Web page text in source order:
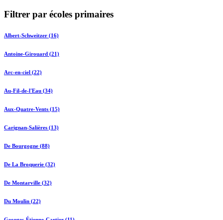
Filtrer par écoles primaires
Albert-Schweitzer (16)
Antoine-Girouard (21)
Arc-en-ciel (22)
Au-Fil-de-l'Eau (34)
Aux-Quatre-Vents (15)
Carignan-Salières (13)
De Bourgogne (88)
De La Broquerie (32)
De Montarville (32)
Du Moulin (22)